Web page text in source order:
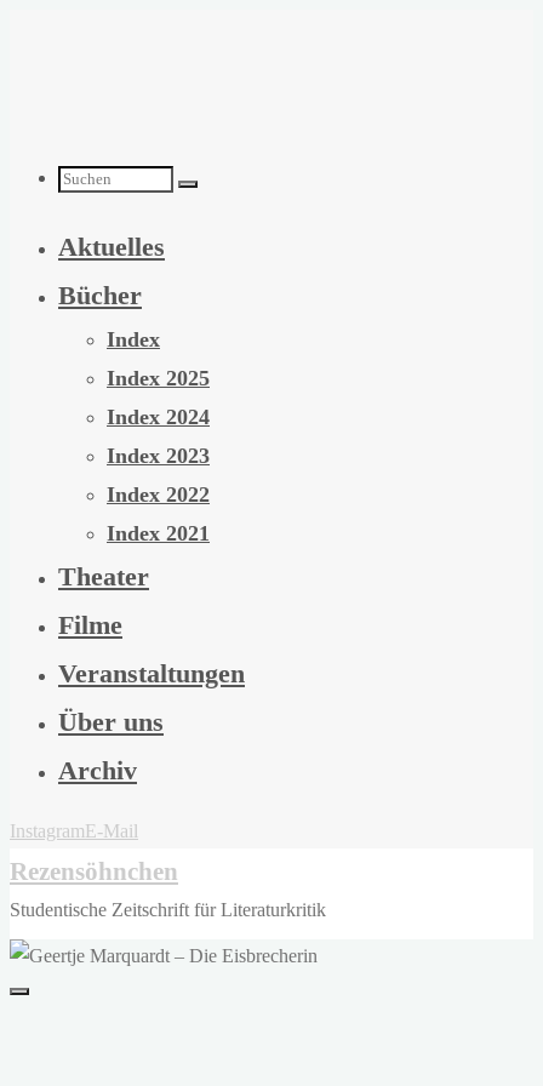
Suchen
nach:
Aktuelles
Bücher
Index
Index 2025
Index 2024
Index 2023
Index 2022
Index 2021
Theater
Filme
Veranstaltungen
Über uns
Archiv
InstagramE-Mail
Rezensöhnchen
Studentische Zeitschrift für Literaturkritik